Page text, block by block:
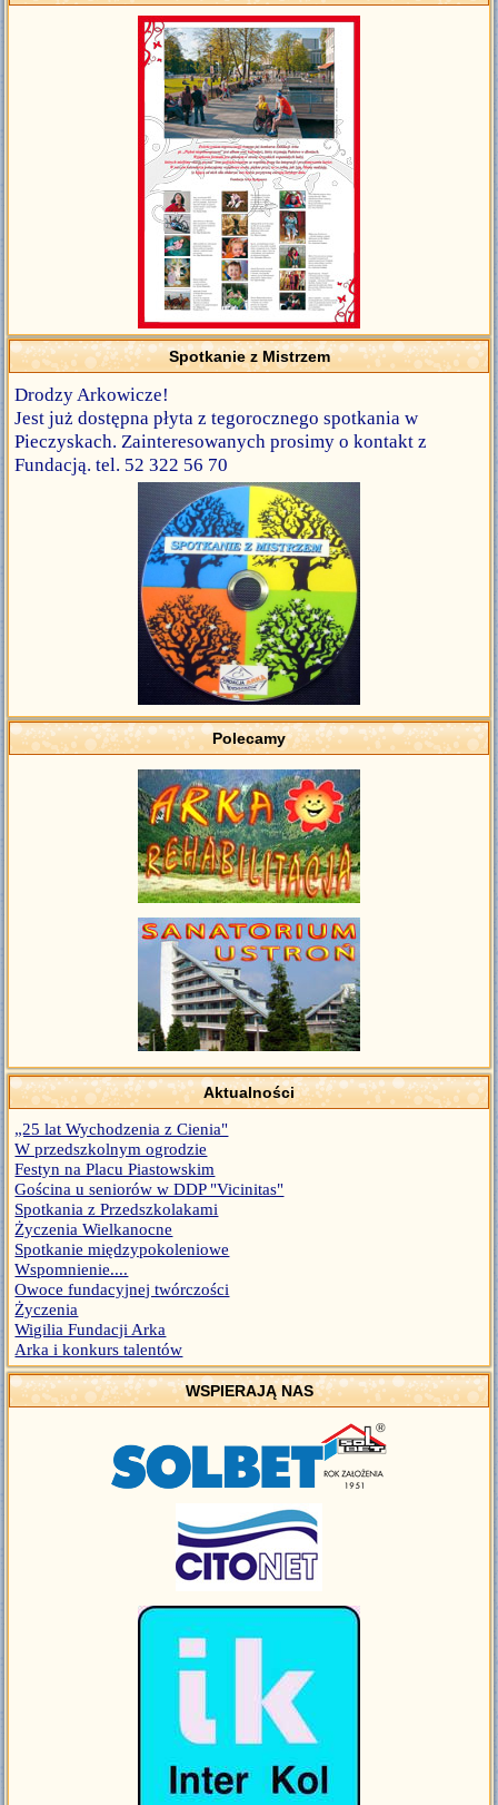
Spotkanie z Mistrzem
Drodzy Arkowicze!
Jest już dostępna płyta z tegorocznego spotkania w
Pieczyskach. Zainteresowanych prosimy o kontakt z
Fundacją. tel. 52 322 56 70
Polecamy
Aktualności
„25 lat Wychodzenia z Cienia"
W przedszkolnym ogrodzie
Festyn na Placu Piastowskim
Gościna u seniorów w DDP "Vicinitas"
Spotkania z Przedszkolakami
Życzenia Wielkanocne
Spotkanie międzypokoleniowe
Wspomnienie....
Owoce fundacyjnej twórczości
Życzenia
Wigilia Fundacji Arka
Arka i konkurs talentów
WSPIERAJĄ NAS